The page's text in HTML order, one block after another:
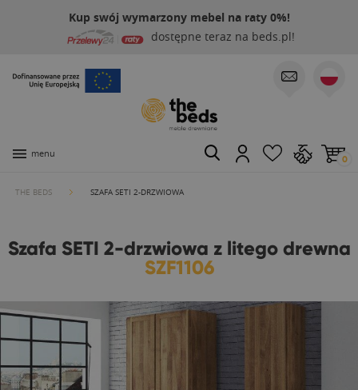
Kup swój wymarzony mebel na raty 0%!
dostępne teraz na beds.pl!
menu 0
THE BEDS SZAFA SETI 2-DRZWIOWA
Szafa SETI 2-drzwiowa z litego drewna
SZF1106